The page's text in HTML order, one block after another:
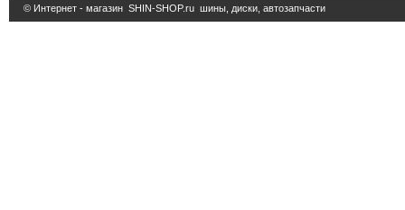
© Интернет - магазин SHIN-SHOP.ru шины, диски, автозапчасти